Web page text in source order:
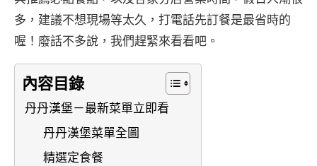
多，建議不想現場等太久，打電話先訂餐是最省時的
喔！廢話不多說，我們趕緊來看看吧。
內容目錄
丹丹漢堡－最新菜單立即看
丹丹漢堡菜單全圖
精選定食餐